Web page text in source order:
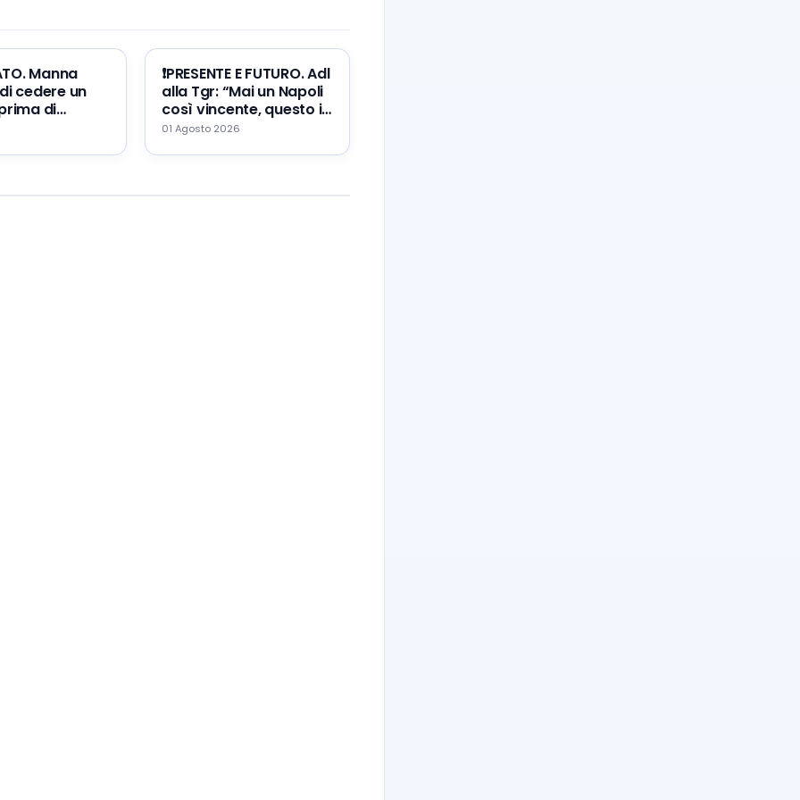
Manna
cedere un
di
❗️PRESENTE E FUTURO. Adl
alla Tgr: “Mai un Napoli
così vincente, questo il
mio errore ed il mio
01 Agosto 2026